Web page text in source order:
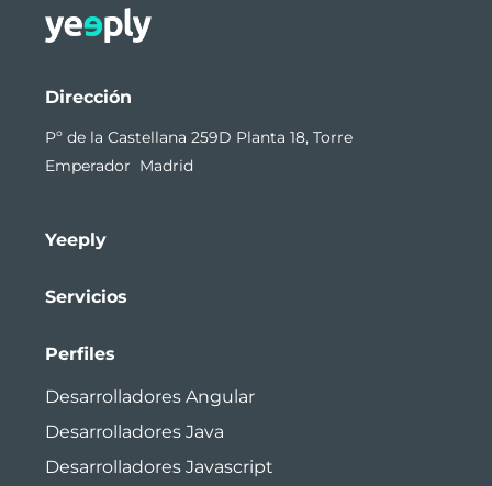
Dirección
Pº de la Castellana 259D Planta 18, Torre
Emperador Madrid
Yeeply
Servicios
Perfiles
Desarrolladores Angular
Desarrolladores Java
Desarrolladores Javascript